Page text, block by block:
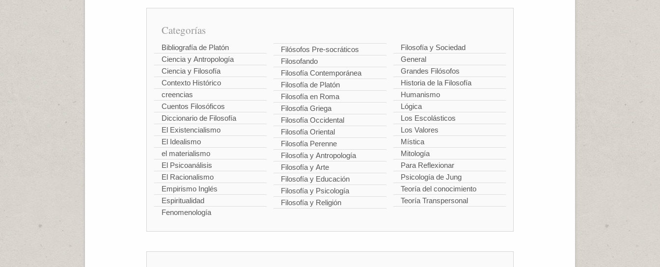
Categorías
Bibliografía de Platón
Ciencia y Antropología
Ciencia y Filosofía
Contexto Histórico
creencias
Cuentos Filosóficos
Diccionario de Filosofía
El Existencialismo
El Idealismo
el materialismo
El Psicoanálisis
El Racionalismo
Empirismo Inglés
Espiritualidad
Fenomenología
Filósofos Pre-socráticos
Filosofando
Filosofía Contemporánea
Filosofía de Platón
Filosofía en Roma
Filosofía Griega
Filosofía Occidental
Filosofía Oriental
Filosofía Perenne
Filosofía y Antropología
Filosofía y Arte
Filosofía y Educación
Filosofía y Psicología
Filosofía y Religión
Filosofía y Sociedad
General
Grandes Filósofos
Historia de la Filosofía
Humanismo
Lógica
Los Escolásticos
Los Valores
Mística
Mitología
Para Reflexionar
Psicología de Jung
Teoría del conocimiento
Teoría Transpersonal